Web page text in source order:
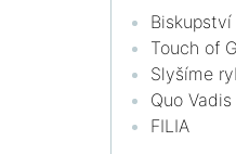
Touch of
Slyšíme
Quo Vadis
FILIA